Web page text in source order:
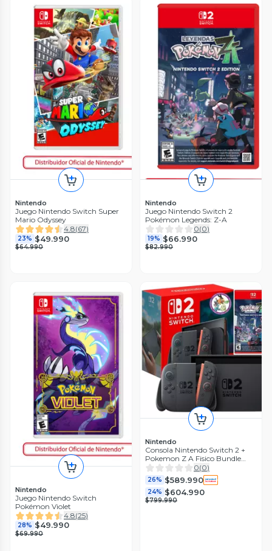
Nintendo
Juego Nintendo Switch Super
Mario Odyssey
4.8(67)
23% $49.990
$64.990
Nintendo
Juego Nintendo Switch 2
Pokémon Legends: Z-A
0(0)
19% $66.990
$82.990
Nintendo
Juego Nintendo Switch
Pokémon Violet
4.8(25)
28% $49.990
$69.990
Nintendo
Consola Nintendo Switch 2 +
Pokemon Z A Fisico Bundle
Exclusivo
0(0)
26% $589.990
24% $604.990
$799.990